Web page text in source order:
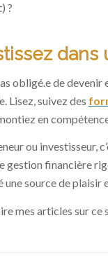
?
obligé.e de
Lisez, suivez des
en
ou investisseur,
gestion financière
source de plaisir
mes articles sur ce